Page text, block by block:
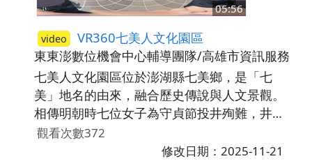
間。秉持「神在廟、祖在堂、人在間、畜在
欄」的傳統觀念，祖堂中設置了客家人稱為
「阿公婆牌」的祖先牌位，象徵著對祖先的崇
敬與家族延續的核心精神。祖牌猶如一部族譜
的縮影，記錄著歲月與世代的傳承。祖堂後方
可見代表孕育與承載天地之氣的「化胎」，而
化胎貼上「五行石」對應到祖堂內的「土地龍
神」，這些風水設計皆寄託著庇佑子孫、家運
昌隆的期望。回到庭園，抬頭仰望屋脊，可見
05:56
video VR360七美人文化園區
東東澎數位機會中心輔導團隊/高雄市資訊服務暨
七美人文化園區位於澎湖縣七美鄉，是「七
美」地名的由來，融合歷史傳說與人文景觀。
相傳明朝時七位女子為守貞節投井殉難，井邊
奇蹟長出七棵香花樹，象徵忠貞與守護。園區
內有紀念她們的七美人塚與何志浩將軍撰寫的
觀看次數372
修改日期：2025-11-21